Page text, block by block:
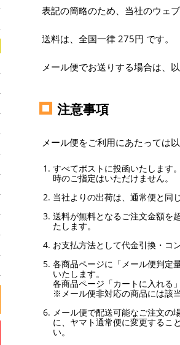
表記の簡略のため、当社のウェ
送料は、全国一律 275円 です。
メール便でお送りする場合は、
注意事項
メール便をご利用にあたっては
すべてポストに投函いたします
時のご指定はいただけません。
当社よりの出荷は、通常便と同
送料が無料となるご注文金額を
たします。
お支払方法として代金引換・コ
各商品ページに「メール便判定
いたします。
各商品ページ「カートに入れる
※メール便非対応の商品には該
メール便で配送可能なご注文の
に、ヤマト通常便に変更するこ
い。